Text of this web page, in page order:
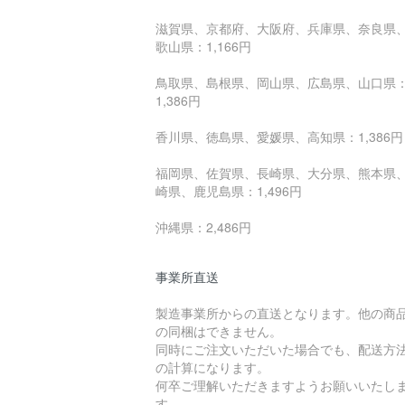
滋賀県、京都府、大阪府、兵庫県、奈良県
歌山県：1,166円
鳥取県、島根県、岡山県、広島県、山口県：
1,386円
香川県、徳島県、愛媛県、高知県：1,386円
福岡県、佐賀県、長崎県、大分県、熊本県
崎県、鹿児島県：1,496円
沖縄県：2,486円
事業所直送
製造事業所からの直送となります。他の商
の同梱はできません。
同時にご注文いただいた場合でも、配送方
の計算になります。
何卒ご理解いただきますようお願いいたしま